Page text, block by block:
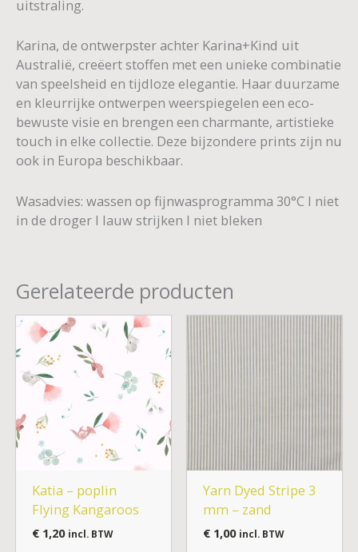
uitstraling.
Karina, de ontwerpster achter Karina+Kind uit
Australië, creëert stoffen met een unieke combinatie
van speelsheid en tijdloze elegantie. Haar duurzame
en kleurrijke ontwerpen weerspiegelen een eco-
bewuste visie en brengen een charmante, artistieke
touch in elke collectie. Deze bijzondere prints zijn nu
ook in Europa beschikbaar.
Wasadvies: wassen op fijnwasprogramma 30°C I niet
in de droger I lauw strijken I niet bleken
Gerelateerde producten
Katia – poplin
Flying Kangaroos
€1,20 incl. BTW
Yarn Dyed Stripe 3
mm – zand
€1,00 incl. BTW